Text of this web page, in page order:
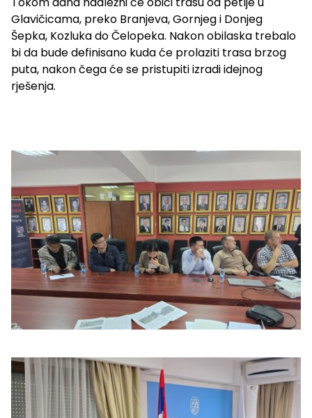
Glavičicama, preko Branjeva, Gornjeg i Donjeg
Šepka, Kozluka do Čelopeka. Nakon obilaska trebalo
bi da bude definisano kuda će prolaziti trasa brzog
puta, nakon čega će se pristupiti izradi idejnog
rješenja.